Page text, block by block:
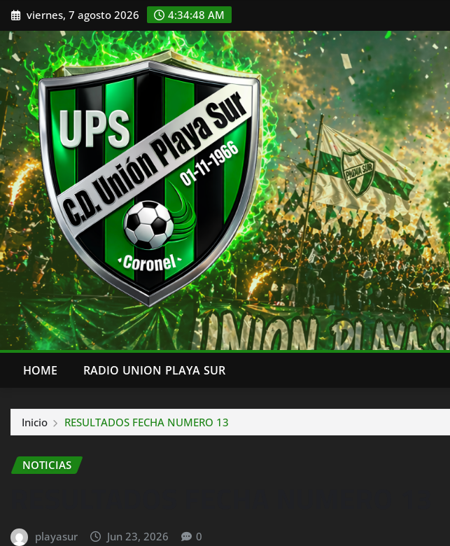
Saltar
al
contenido
viernes, 7 agosto 2026 4:34:50 AM
HOME RADIO UNION PLAYA SUR
Inicio RESULTADOS FECHA NUMERO 13
NOTICIAS
playasur Jun 23, 2026 0